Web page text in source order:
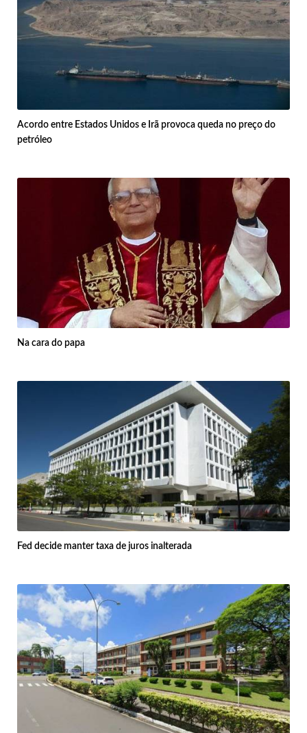
Acordo entre Estados Unidos e Irã provoca queda no preço do
petróleo
Na cara do papa
Fed decide manter taxa de juros inalterada